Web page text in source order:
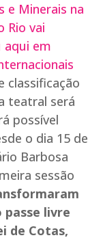
e Minerais na
Rio vai
aqui em
classificação
teatral será
possível
o dia 15 de
Barbosa
sessão
passe livre
de Cotas,